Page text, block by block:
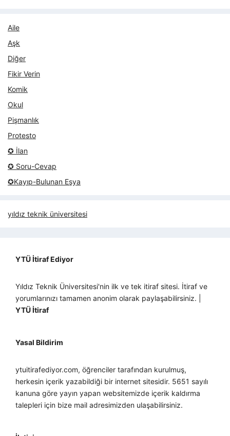
Aile
Aşk
Diğer
Fikir Verin
Komik
Okul
Pişmanlık
Protesto
✪ İlan
✪ Soru-Cevap
✪Kayıp-Bulunan Eşya
yıldız teknik üniversitesi
YTÜ İtiraf Ediyor
Yıldız Teknik Üniversitesi'nin ilk ve tek itiraf sitesi. İtiraf ve
yorumlarınızı tamamen anonim olarak paylaşabilirsiniz. |
YTÜ İtiraf
Yasal Bildirim
ytuitirafediyor.com, öğrenciler tarafından kurulmuş,
herkesin içerik yazabildiği bir internet sitesidir. 5651 sayılı
kanuna göre yayın yapan websitemizde içerik kaldırma
talepleri için bize mail adresimizden ulaşabilirsiniz.